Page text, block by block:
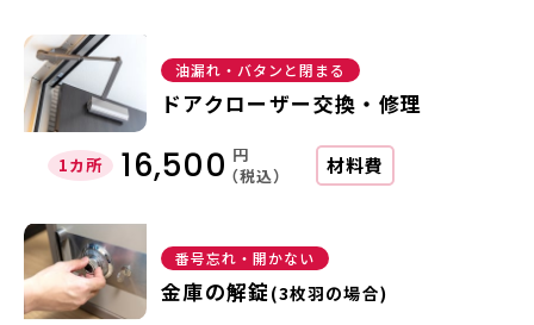
油漏れ・バタンと閉まる
ドアクローザー交換・修理
1カ所 16,500 円
（税込）
材料費
番号忘れ・開かない
金庫の解錠(3枚羽の場合)